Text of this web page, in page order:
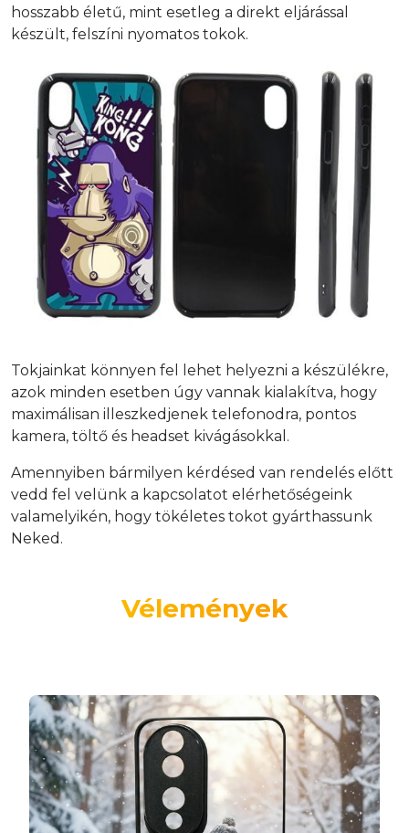
hosszabb életű, mint esetleg a direkt eljárással
készült, felszíni nyomatos tokok.
Tokjainkat könnyen fel lehet helyezni a készülékre,
azok minden esetben úgy vannak kialakítva, hogy
maximálisan illeszkedjenek telefonodra, pontos
kamera, töltő és headset kivágásokkal.
Amennyiben bármilyen kérdésed van rendelés előtt
vedd fel velünk a kapcsolatot elérhetőségeink
valamelyikén, hogy tökéletes tokot gyárthassunk
Neked.
Vélemények